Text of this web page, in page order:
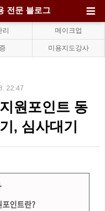
전문 블로그
리 메이크업
미용지도강사
22:47
원포인트 동
, 심사대기
인트란?